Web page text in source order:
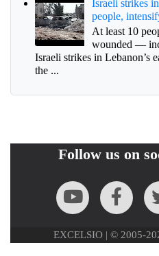
Israeli strikes
people,
At least 10
wounded —
Israeli strikes in Lebanon’s
the ...
Follow us on
EXCELSIO | © 2005-